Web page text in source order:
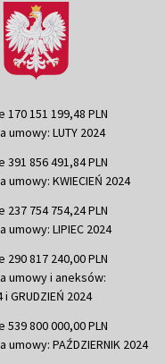
151 199,48 PLN
umowy: LUTY 2024
856 491,84 PLN
umowy: KWIECIEŃ 2024
754 754,24 PLN
umowy: LIPIEC 2024
817 240,00 PLN
umowy i aneksów:
i GRUDZIEŃ 2024
800 000,00 PLN
umowy: PAŹDZIERNIK 2024